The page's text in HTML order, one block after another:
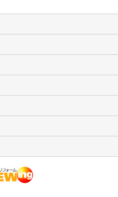
ン情報
ン
ム by K・DogSpa
案力
ラム（全9回） (10)
立ち情報（全10回） (11)